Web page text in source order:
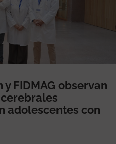
y FIDMAG observan
adolescentes con